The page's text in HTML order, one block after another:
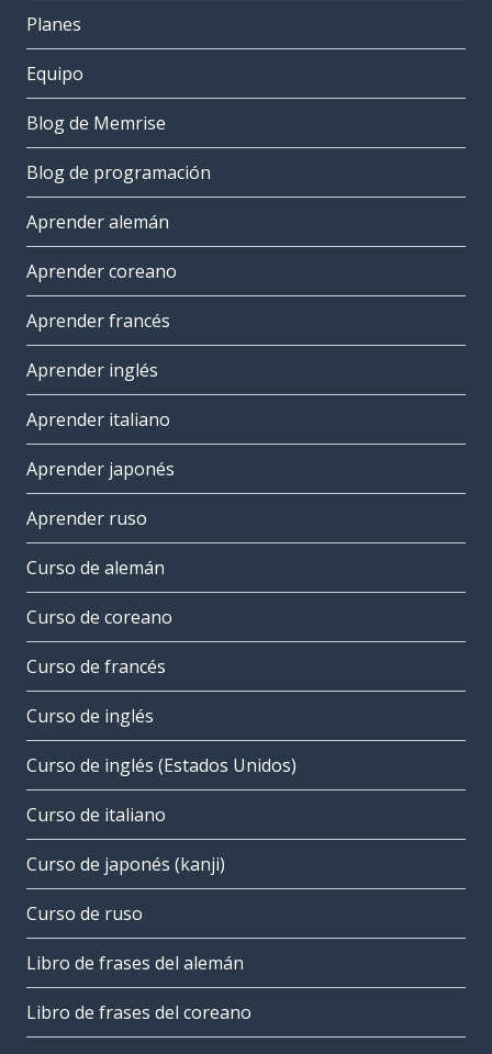
Planes
Equipo
Blog de Memrise
Blog de programación
Aprender alemán
Aprender coreano
Aprender francés
Aprender inglés
Aprender italiano
Aprender japonés
Aprender ruso
Curso de alemán
Curso de coreano
Curso de francés
Curso de inglés
Curso de inglés (Estados Unidos)
Curso de italiano
Curso de japonés (kanji)
Curso de ruso
Libro de frases del alemán
Libro de frases del coreano